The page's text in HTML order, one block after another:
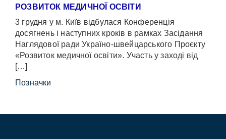
РОЗВИТОК МЕДИЧНОЇ ОСВІТИ
3 грудня у м. Київ відбулася Конференція
досягнень і наступних кроків в рамках Засідання
Наглядової ради Україно-швейцарського Проєкту
«Розвиток медичної освіти». Участь у заході від
[…]
Позначки